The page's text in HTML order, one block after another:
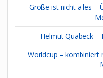
Größe ist nicht alles –
Helmut Quabeck –
Worldcup – kombiniert